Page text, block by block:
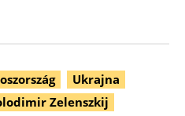
Ukrajna
Zelenszkij